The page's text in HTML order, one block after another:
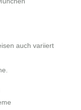
auch variiert